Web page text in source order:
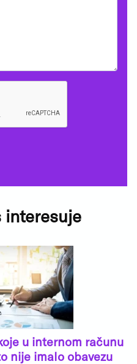
interesuje
u internom računu
nije imalo obavezu